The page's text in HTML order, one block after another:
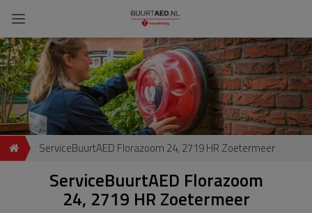
ServiceBuurtAED Florazoom 24, 2719 HR Zoetermeer
ServiceBuurtAED Florazoom
24, 2719 HR Zoetermeer